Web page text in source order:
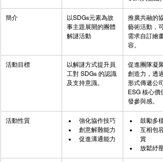
簡介
以SDGs元素為故
事主題展開的團體
解謎活動
推廣共融的
藝術活動，
需求自訂繪畫
容。
活動目標
以解謎方式提升員
工對 SDGs 的認識
及支持意識。
促進團隊凝
創造力，透
形式傳遞公司
ESG 核心價
發參與感。
活動性質
強化協作技巧
創意解難能力
促進溝通能力
鼓勵多樣
互相包
賞
放鬆紓壓